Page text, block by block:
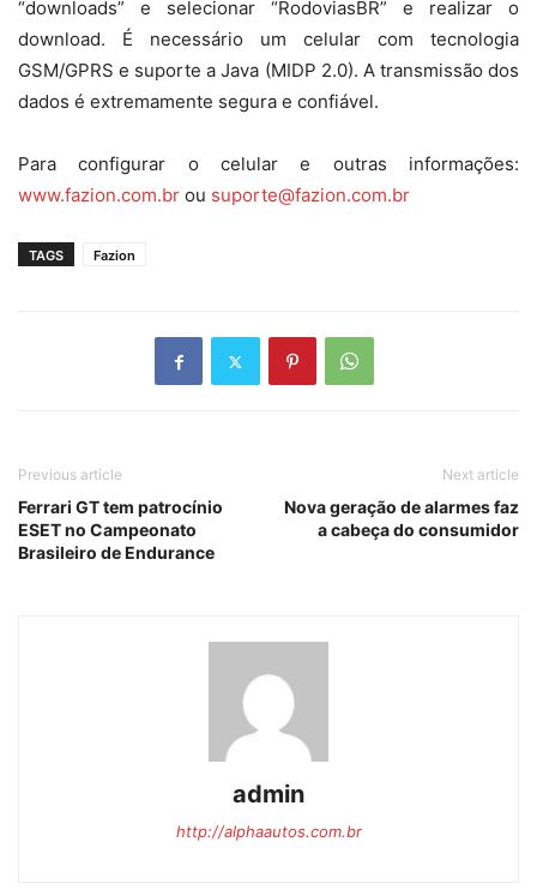
“downloads” e selecionar “RodoviasBR” e realizar o
download. É necessário um celular com tecnologia
GSM/GPRS e suporte a Java (MIDP 2.0). A transmissão dos
dados é extremamente segura e confiável.
Para configurar o celular e outras informações:
www.fazion.com.br ou suporte@fazion.com.br
TAGS Fazion
Previous article
Ferrari GT tem patrocínio
ESET no Campeonato
Brasileiro de Endurance
Next article
Nova geração de alarmes faz
a cabeça do consumidor
admin
http://alphaautos.com.br